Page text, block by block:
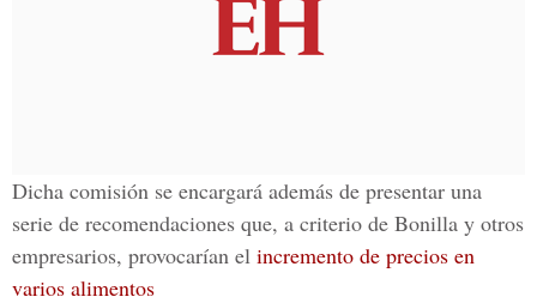
Dicha comisión se encargará además de presentar una
serie de recomendaciones que, a criterio de Bonilla y otros
empresarios, provocarían el incremento de precios en
varios alimentos